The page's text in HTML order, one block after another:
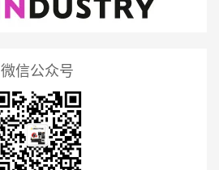
微信公众号